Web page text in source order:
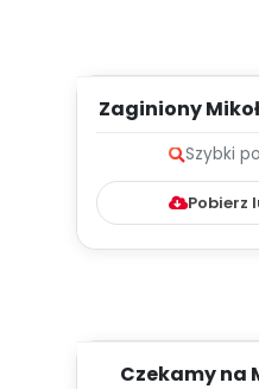
Zaginiony
Szybki
Pobierz
Czekamy na